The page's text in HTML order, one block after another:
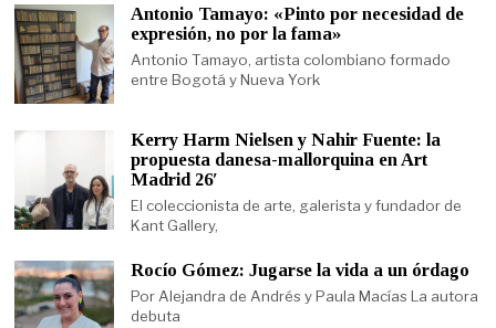
Antonio Tamayo: «Pinto por necesidad de
expresión, no por la fama»
Antonio Tamayo, artista colombiano formado
entre Bogotá y Nueva York
Kerry Harm Nielsen y Nahir Fuente: la
propuesta danesa-mallorquina en Art
Madrid 26′
El coleccionista de arte, galerista y fundador de
Kant Gallery,
Rocío Gómez: Jugarse la vida a un órdago
Por Alejandra de Andrés y Paula Macías La autora
debuta